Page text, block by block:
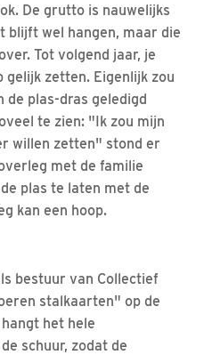
De grutto is nauwelijks
blijft wel hangen, maar die
Tot volgend jaar, je
gelijk zetten. Eigenlijk zou
de plas-dras geledigd
te zien: "Ik zou mijn
willen zetten" stond er
met de familie
plas te laten met de
kan een hoop.
bestuur van Collectief
stalkaarten" op de
het hele
schuur, zodat de